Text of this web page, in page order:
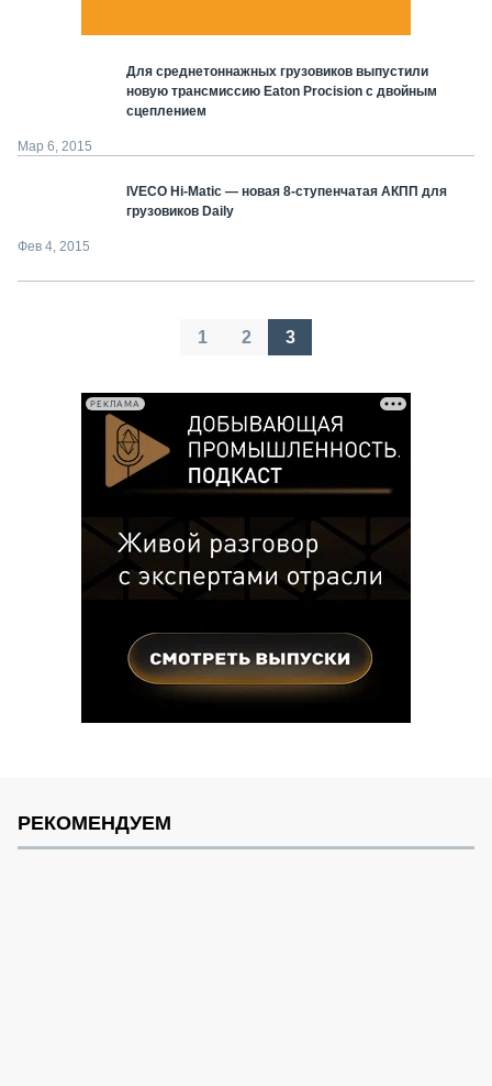
Для среднетоннажных грузовиков выпустили
новую трансмиссию Eaton Procision с двойным
сцеплением
Мар 6, 2015
IVECO Hi-Matic — новая 8-ступенчатая АКПП для
грузовиков Daily
Фев 4, 2015
Пагинация
1 2 3
РЕКЛАМА
РЕКОМЕНДУЕМ